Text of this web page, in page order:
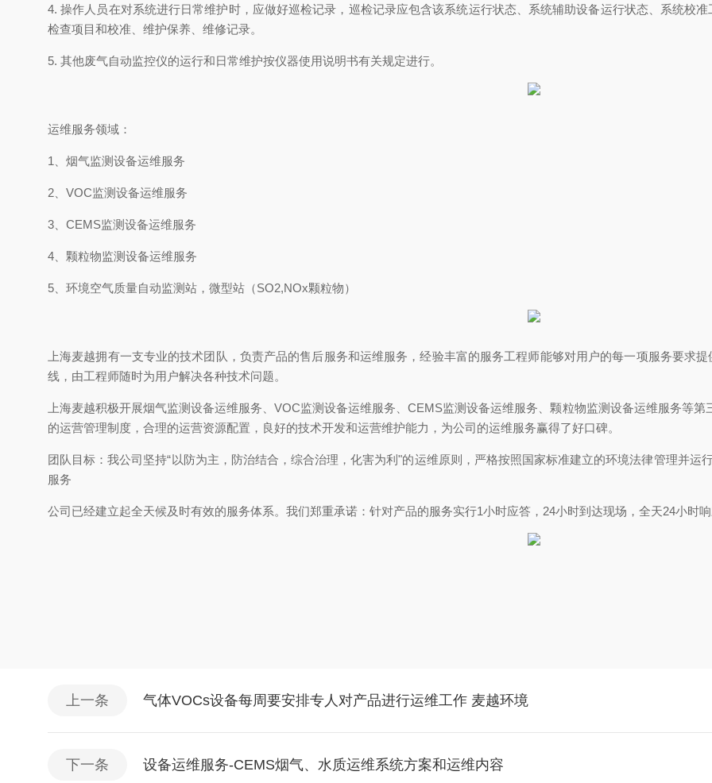
4. 操作人员在对系统进行日常维护时，应做好巡检记录，巡检记录应包含该系统运行状态、系统辅助设备运行状态、系统校
检查项目和校准、维护保养、维修记录。
5. 其他废气自动监控仪的运行和日常维护按仪器使用说明书有关规定进行。
运维服务领域：
1、烟气监测设备运维服务
2、VOC监测设备运维服务
3、CEMS监测设备运维服务
4、颗粒物监测设备运维服务
5、环境空气质量自动监测站，微型站（SO2,NOx颗粒物）
上海麦越拥有一支专业的技术团队，负责产品的售后服务和运维服务，经验丰富的服务工程师能够对用户的每一项服务要求
线，由工程师随时为用户解决各种技术问题。
上海麦越积极开展烟气监测设备运维服务、VOC监测设备运维服务、CEMS监测设备运维服务、颗粒物监测设备运维服务等
的运营管理制度，合理的运营资源配置，良好的技术开发和运营维护能力，为公司的运维服务赢得了好口碑。
团队目标：我公司坚持“以防为主，防治结合，综合治理，化害为利"的运维原则，严格按照国家标准建立的环境法律管理并运
服务
公司已经建立起全天候及时有效的服务体系。我们郑重承诺：针对产品的服务实行1小时应答，24小时到达现场，全天24小时响
上一条 气体VOCs设备每周要安排专人对产品进行运维工作 麦越环境
下一条 设备运维服务-CEMS烟气、水质运维系统方案和运维内容